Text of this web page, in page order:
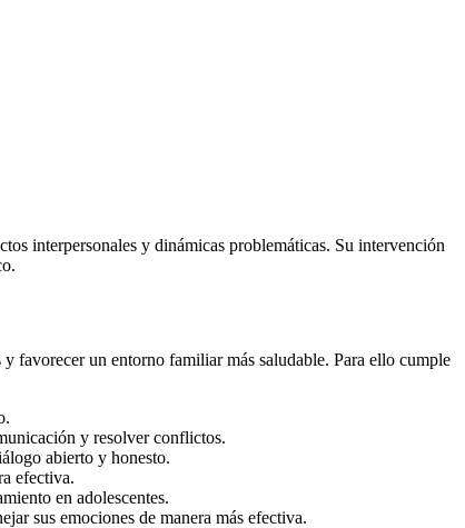
interpersonales y dinámicas problemáticas. Su intervención
favorecer un entorno familiar más saludable. Para ello cumple
y resolver conflictos.
abierto y honesto.
efectiva.
en adolescentes.
sus emociones de manera más efectiva.